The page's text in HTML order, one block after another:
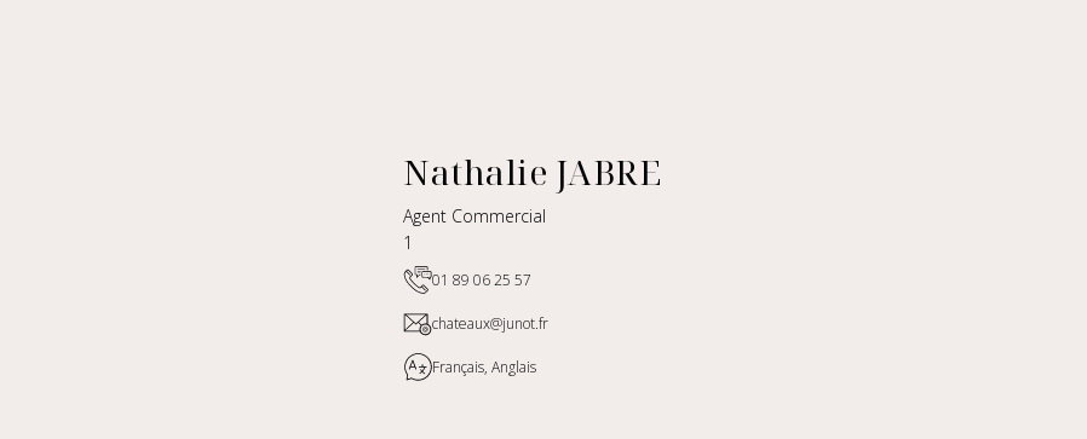
Nathalie JABRE
Agent Commercial
1
01 89 06 25 57
chateaux@junot.fr
Français, Anglais